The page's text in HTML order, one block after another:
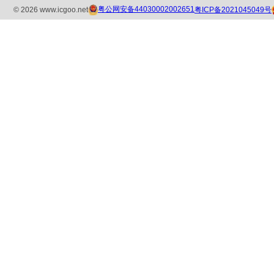
© 2026 www.icgoo.net 粤公网安备44030002002651粤ICP备2021045049号